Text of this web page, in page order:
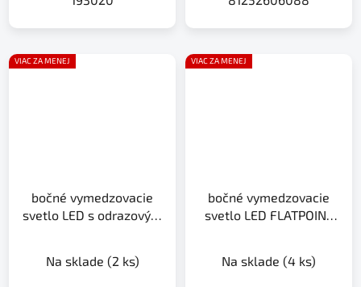
VIAC ZA MENEJ
bočné vymedzovacie
svetlo LED s odrazovým
Na sklade (2 ks)
VIAC ZA MENEJ
bočné vymedzovacie
svetlo LED FLATPOINT
Na sklade (4 ks)